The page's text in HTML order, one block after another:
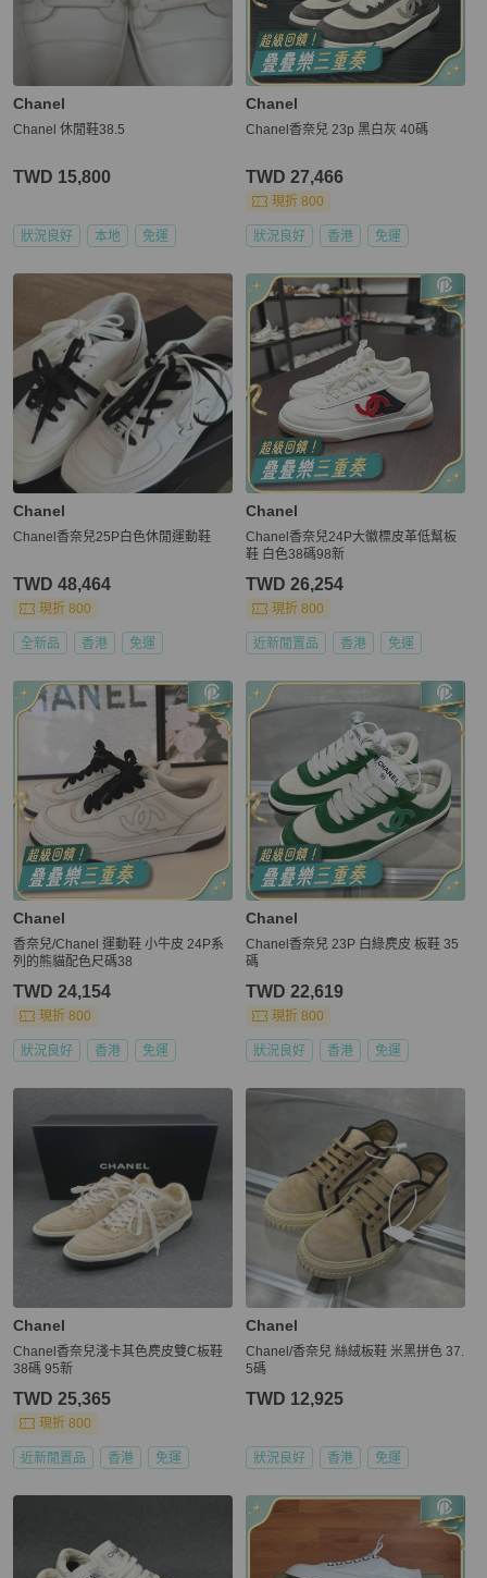
Chanel
Chanel 休閒鞋38.5
TWD 15,800
狀況良好 本地 免運
Chanel
Chanel香奈兒 23p 黑白灰 40碼
TWD 27,466
現折 800
狀況良好 香港 免運
Chanel
Chanel香奈兒25P白色休閒運動鞋
TWD 48,464
現折 800
全新品 香港 免運
Chanel
Chanel香奈兒24P大徽標皮革低幫板
鞋 白色38碼98新
TWD 26,254
現折 800
近新閒置品 香港 免運
Chanel
香奈兒/Chanel 運動鞋 小牛皮 24P系
列的熊貓配色尺碼38
TWD 24,154
現折 800
狀況良好 香港 免運
Chanel
Chanel香奈兒 23P 白綠麂皮 板鞋 35
碼
TWD 22,619
現折 800
狀況良好 香港 免運
Chanel
Chanel香奈兒淺卡其色麂皮雙C板鞋
38碼 95新
TWD 25,365
現折 800
近新閒置品 香港 免運
Chanel
Chanel/香奈兒 絲絨板鞋 米黑拼色 37.
5碼
TWD 12,925
狀況良好 香港 免運